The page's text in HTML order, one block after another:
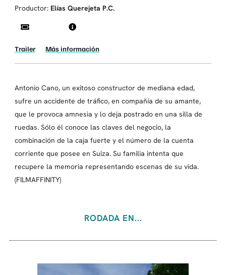
Productor: Elías Querejeta P.C.
Trailer Más información
Antonio Cano, un exitoso constructor de mediana edad,
sufre un accidente de tráfico, en compañía de su amante,
que le provoca amnesia y lo deja postrado en una silla de
ruedas. Sólo él conoce las claves del negocio, la
combinación de la caja fuerte y el número de la cuenta
corriente que posee en Suiza. Su familia intenta que
recupere la memoria representando escenas de su vida.
(FILMAFFINITY)
RODADA EN...